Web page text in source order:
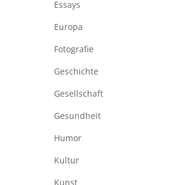
Essays
Europa
Fotografie
Geschichte
Gesellschaft
Gesundheit
Humor
Kultur
Kunst